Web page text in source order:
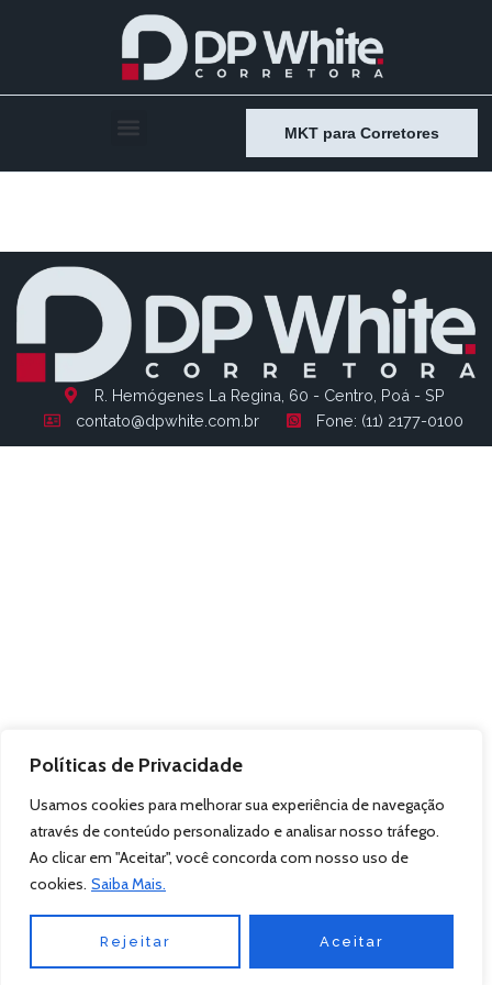
Políticas de Privacidade
Usamos cookies para melhorar sua experiência de navegação
através de conteúdo personalizado e analisar nosso tráfego.
Ao clicar em "Aceitar", você concorda com nosso uso de
cookies. Saiba Mais.
Rejeitar Aceitar
MKT para Corretores
R. Hemógenes La Regina, 60 - Centro, Poá - SP
contato@dpwhite.com.br
Fone: (11) 2177-0100